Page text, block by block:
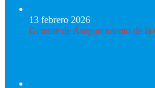
13 febrero 2026
Gerente de Aseguramiento de la